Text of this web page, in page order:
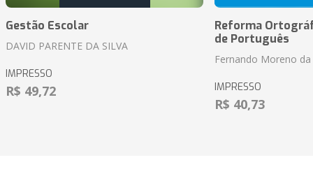
Gestão Escolar
DAVID PARENTE DA SILVA
IMPRESSO
R$ 49,72
Reforma
de Português
Fernando Moreno da
IMPRESSO
R$ 40,73